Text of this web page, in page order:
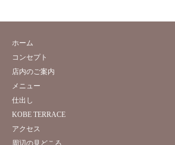
ホーム
コンセプト
店内のご案内
メニュー
仕出し
KOBE TERRACE
アクセス